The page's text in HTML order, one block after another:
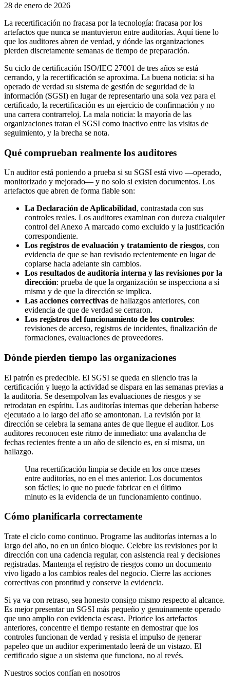
28 de enero de 2026
La recertificación no fracasa por la tecnología: fracasa por los
artefactos que nunca se mantuvieron entre auditorías. Aquí tiene lo
que los auditores abren de verdad, y dónde las organizaciones
pierden discretamente semanas de tiempo de preparación.
Su ciclo de certificación ISO/IEC 27001 de tres años se está
cerrando, y la recertificación se aproxima. La buena noticia: si ha
operado de verdad su sistema de gestión de seguridad de la
información (SGSI) en lugar de representarlo una sola vez para el
certificado, la recertificación es un ejercicio de confirmación y no
una carrera contrarreloj. La mala noticia: la mayoría de las
organizaciones tratan el SGSI como inactivo entre las visitas de
seguimiento, y la brecha se nota.
Qué comprueban realmente los auditores
Un auditor está poniendo a prueba si su SGSI está vivo —operado,
monitorizado y mejorado— y no solo si existen documentos. Los
artefactos que abren de forma fiable son:
La Declaración de Aplicabilidad, contrastada con sus
controles reales. Los auditores examinan con dureza cualquier
control del Anexo A marcado como excluido y la justificación
correspondiente.
Los registros de evaluación y tratamiento de riesgos, con
evidencia de que se han revisado recientemente en lugar de
copiarse hacia adelante sin cambios.
Los resultados de auditoría interna y las revisiones por la
dirección: prueba de que la organización se inspecciona a sí
misma y de que la dirección se implica.
Las acciones correctivas de hallazgos anteriores, con
evidencia de que de verdad se cerraron.
Los registros del funcionamiento de los controles:
revisiones de acceso, registros de incidentes, finalización de
formaciones, evaluaciones de proveedores.
Dónde pierden tiempo las organizaciones
El patrón es predecible. El SGSI se queda en silencio tras la
certificación y luego la actividad se dispara en las semanas previas a
la auditoría. Se desempolvan las evaluaciones de riesgos y se
retrodatan en espíritu. Las auditorías internas que deberían haberse
ejecutado a lo largo del año se amontonan. La revisión por la
dirección se celebra la semana antes de que llegue el auditor. Los
auditores reconocen este ritmo de inmediato: una avalancha de
fechas recientes frente a un año de silencio es, en sí misma, un
hallazgo.
Una recertificación limpia se decide en los once meses
entre auditorías, no en el mes anterior. Los documentos
son fáciles; lo que no puede fabricar en el último
minuto es la evidencia de un funcionamiento continuo.
Cómo planificarla correctamente
Trate el ciclo como continuo. Programe las auditorías internas a lo
largo del año, no en un único bloque. Celebre las revisiones por la
dirección con una cadencia regular, con asistencia real y decisiones
registradas. Mantenga el registro de riesgos como un documento
vivo ligado a los cambios reales del negocio. Cierre las acciones
correctivas con prontitud y conserve la evidencia.
Si ya va con retraso, sea honesto consigo mismo respecto al alcance.
Es mejor presentar un SGSI más pequeño y genuinamente operado
que uno amplio con evidencia escasa. Priorice los artefactos
anteriores, concentre el tiempo restante en demostrar que los
controles funcionan de verdad y resista el impulso de generar
papeleo que un auditor experimentado leerá de un vistazo. El
certificado sigue a un sistema que funciona, no al revés.
Nuestros socios confían en nosotros